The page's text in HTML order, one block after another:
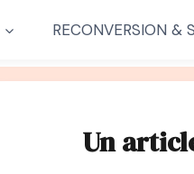
RECONVERSION &
Un